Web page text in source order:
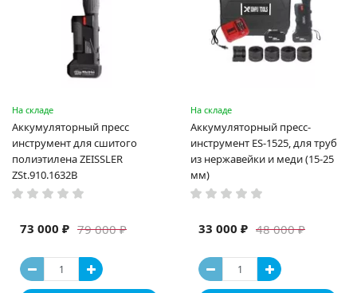
На складе
Аккумуляторный пресс
инструмент для сшитого
полиэтилена ZEISSLER
ZSt.910.1632B
79 000 ₽
73 000 ₽
На складе
Аккумуляторный пресс-
инструмент ES-1525, для труб
из нержавейки и меди (15-25
мм)
48 000 ₽
33 000 ₽